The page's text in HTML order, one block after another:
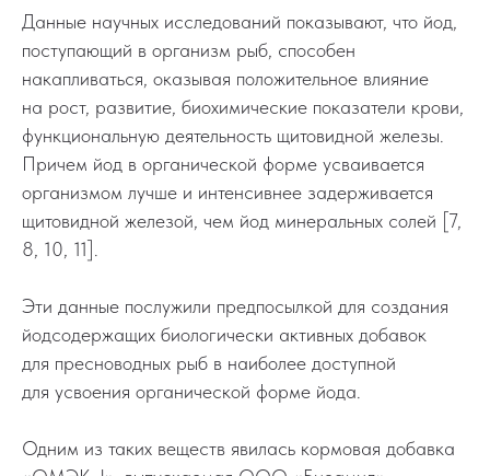
Данные научных исследований показывают, что йод,
поступающий в организм рыб, способен
накапливаться, оказывая положительное влияние
на рост, развитие, биохимические показатели крови,
функциональную деятельность щитовидной железы.
Причем йод в органической форме усваивается
организмом лучше и интенсивнее задерживается
щитовидной железой, чем йод минеральных солей [7,
8, 10, 11].
Эти данные послужили предпосылкой для создания
йодсодержащих биологически активных добавок
для пресноводных рыб в наиболее доступной
для усвоения органической форме йода.
Одним из таких веществ явилась кормовая добавка